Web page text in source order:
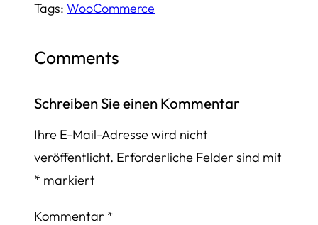
Tags: WooCommerce
Comments
Schreiben Sie einen Kommentar
Ihre E-Mail-Adresse wird nicht
veröffentlicht. Erforderliche Felder sind mit
* markiert
Kommentar *